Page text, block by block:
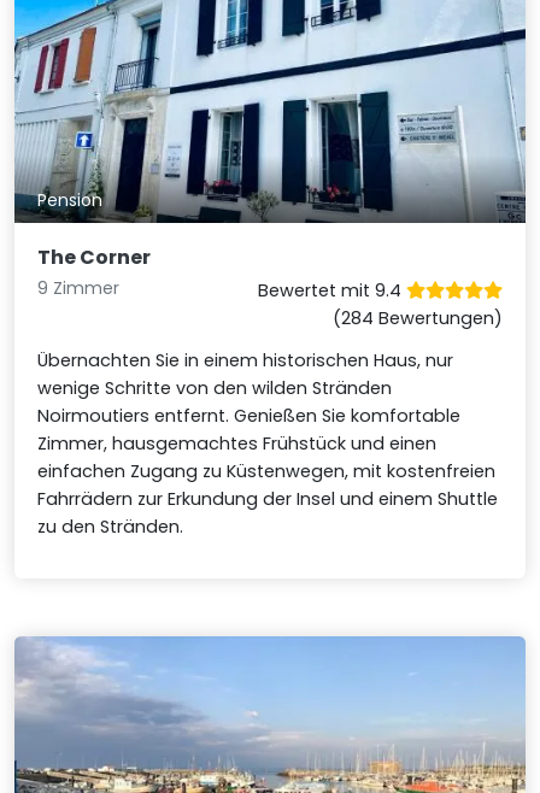
Pension
The Corner
9 Zimmer
Bewertet mit 9.4
(284 Bewertungen)
Übernachten Sie in einem historischen Haus, nur
wenige Schritte von den wilden Stränden
Noirmoutiers entfernt. Genießen Sie komfortable
Zimmer, hausgemachtes Frühstück und einen
einfachen Zugang zu Küstenwegen, mit kostenfreien
Fahrrädern zur Erkundung der Insel und einem Shuttle
zu den Stränden.